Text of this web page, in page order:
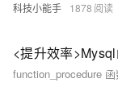
科技小能手 1878
<提升效率